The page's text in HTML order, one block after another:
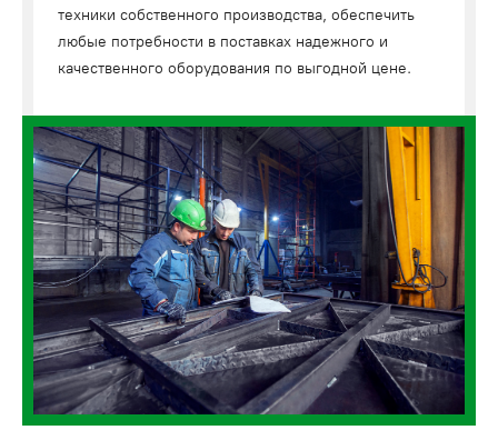
техники собственного производства, обеспечить
любые потребности в поставках надежного и
качественного оборудования по выгодной цене.